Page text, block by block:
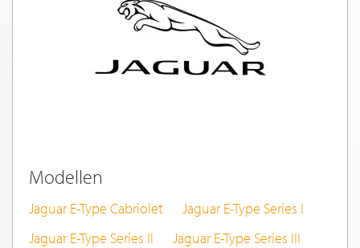
Modellen
Jaguar E-Type Cabriolet
Jaguar E-Type Series I
Jaguar E-Type Series II
Jaguar E-Type Series III